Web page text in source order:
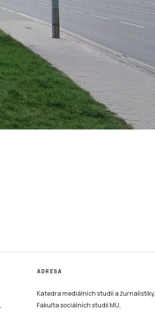
ADRESA
Katedra mediálních studií a žurnalistiky,
Fakulta sociálních studií MU,